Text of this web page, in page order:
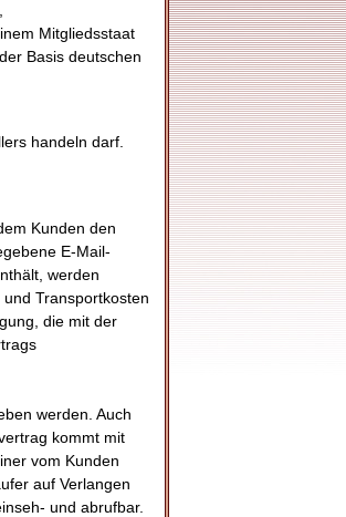
Mitgliedsstaat
Basis deutschen
handeln darf.
Kunden den
E-Mail-
werden
Transportkosten
die mit der
werden. Auch
kommt mit
vom Kunden
auf Verlangen
und abrufbar.